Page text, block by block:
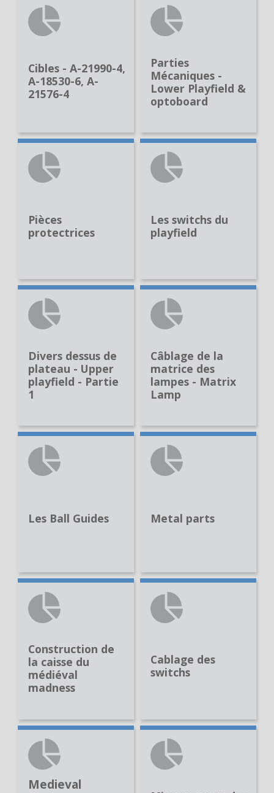
Cibles - A-21990-4,
A-18530-6, A-
21576-4
Parties
Mécaniques -
Lower Playfield &
optoboard
Pièces
protectrices
Les switchs du
playfield
Divers dessus de
plateau - Upper
playfield - Partie
1
Câblage de la
matrice des
lampes - Matrix
Lamp
Les Ball Guides Metal parts
Construction de
la caisse du
médiéval
madness
Cablage des
switchs
Medieval